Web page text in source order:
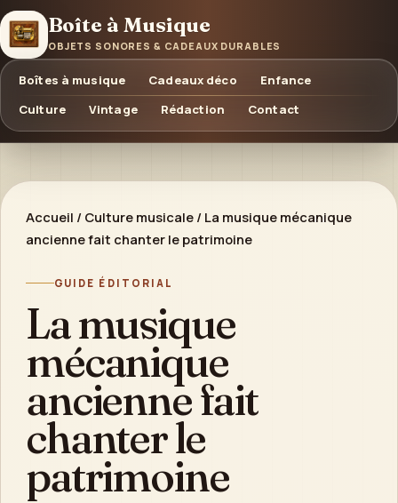
Boîte à Musique
OBJETS SONORES & CADEAUX DURABLES
Boîtes à musique Cadeaux déco
Enfance
Culture
Vintage Rédaction Contact
Accueil / Culture musicale / La musique mécanique
ancienne fait chanter le patrimoine
GUIDE ÉDITORIAL
La musique
mécanique
ancienne fait
chanter le
patrimoine